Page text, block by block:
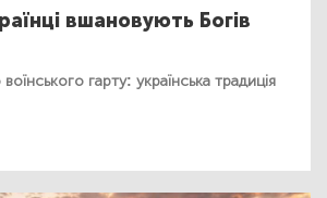
вшановують Богів
гарту: українська традиція